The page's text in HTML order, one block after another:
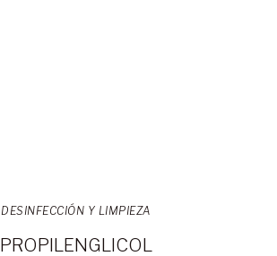
DESINFECCIÓN Y LIMPIEZA
PROPILENGLICOL